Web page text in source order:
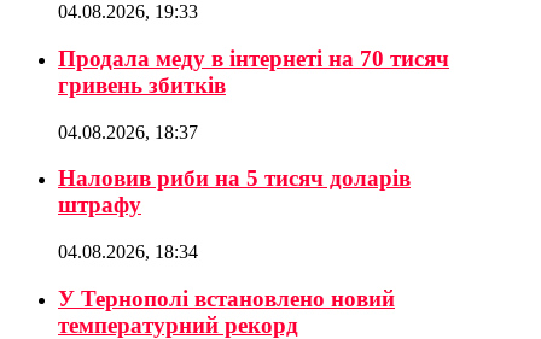
04.08.2026, 19:33
Продала меду в інтернеті на 70 тисяч
гривень збитків
04.08.2026, 18:37
Наловив риби на 5 тисяч доларів
штрафу
04.08.2026, 18:34
У Тернополі встановлено новий
температурний рекорд